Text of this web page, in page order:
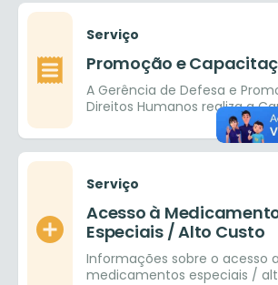
Serviço
Promoção e
A Gerência de Defesa e
Direitos Humanos realiza a
em Direitos Humanos aos
município e público
Serviço
Acesso à
Especiais / Alto Custo
Informações sobre o acesso a
medicamentos especiais /